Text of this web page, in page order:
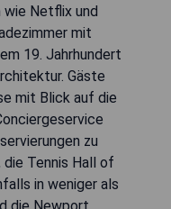
Netflix und
mit
19. Jahrhundert
Gäste
mit Blick auf die
zu
die Tennis Hall of
in weniger als